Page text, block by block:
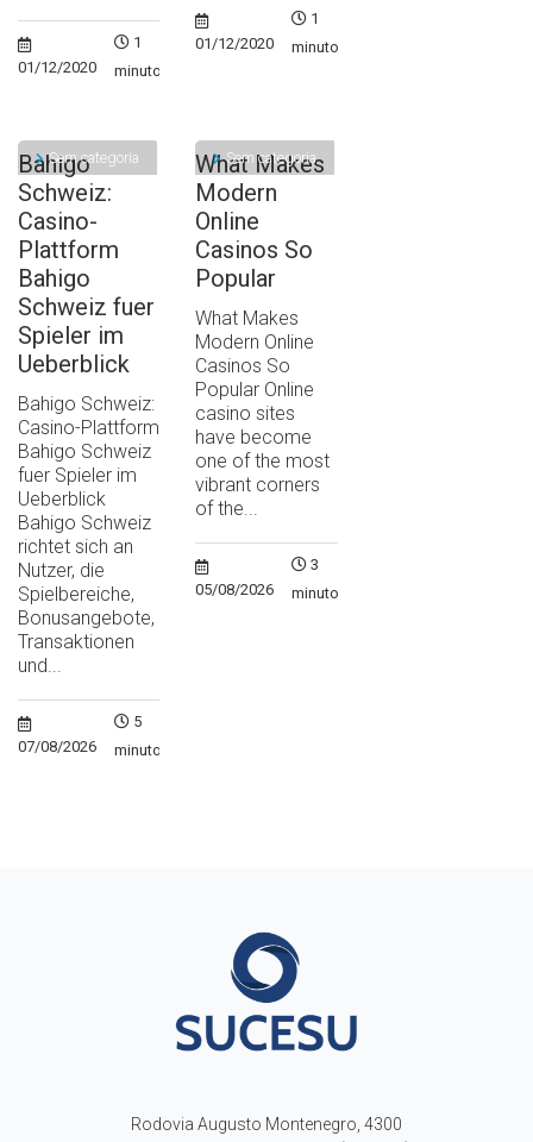
01/12/2020
1
minuto
01/12/2020
1
minuto
Sem categoria
Bahigo
Schweiz:
Casino-
Plattform
Bahigo
Schweiz fuer
Spieler im
Ueberblick
Bahigo Schweiz:
Casino-Plattform
Bahigo Schweiz
fuer Spieler im
Ueberblick
Bahigo Schweiz
richtet sich an
Nutzer, die
Spielbereiche,
Bonusangebote,
Transaktionen
und...
07/08/2026
5
minutos
Sem categoria
What Makes
Modern
Online
Casinos So
Popular
What Makes
Modern Online
Casinos So
Popular Online
casino sites
have become
one of the most
vibrant corners
of the...
05/08/2026
3
minutos
Rodovia Augusto Montenegro, 4300